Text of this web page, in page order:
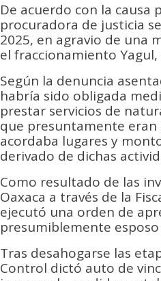
De acuerdo con la causa
procuradora de justicia
2025, en agravio de una
el fraccionamiento
Según la denuncia
habría sido obligada
prestar servicios de
que presuntamente
acordaba lugares y
derivado de dichas
Como resultado de las
Oaxaca a través de la
ejecutó una orden de
presumiblemente
Tras desahogarse las
Control dictó auto de